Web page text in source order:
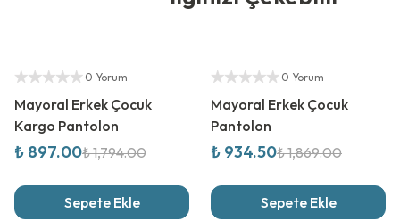
Yetkili Satıcı
0 Yorum
Mayoral Erkek Çocuk
Kargo Pantolon
₺ 897.00₺ 1,794.00
Sepete Ekle
Yetkili Satıcı
0 Yorum
Mayoral Erkek Çocuk
Pantolon
₺ 934.50₺ 1,869.00
Sepete Ekle